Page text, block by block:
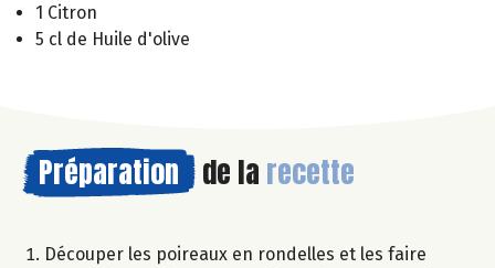
1 Citron
5 cl de Huile d'olive
Préparation de la recette
Découper les poireaux en rondelles et les faire